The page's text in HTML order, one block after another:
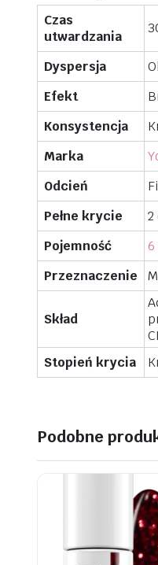
Czas
utwardzania
Dyspersja
Efekt
Konsystencja
Marka
Odcień
Pełne krycie
2
Pojemność
6
Przeznaczenie
Skład
Stopień krycia
Podobne